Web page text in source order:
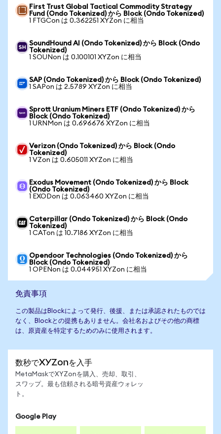
First Trust Global Tactical Commodity Strategy
Fund (Ondo Tokenized) から Block (Ondo Tokenized)
1 FTGCon は 0.362251 XYZon に相当
SoundHound AI (Ondo Tokenized) から Block (Ondo
Tokenized)
1 SOUNon は 0.100101 XYZon に相当
SAP (Ondo Tokenized) から Block (Ondo Tokenized)
1 SAPon は 2.5789 XYZon に相当
Sprott Uranium Miners ETF (Ondo Tokenized) から
Block (Ondo Tokenized)
1 URNMon は 0.696676 XYZon に相当
Verizon (Ondo Tokenized) から Block (Ondo
Tokenized)
1 VZon は 0.605011 XYZon に相当
Exodus Movement (Ondo Tokenized) から Block
(Ondo Tokenized)
1 EXODon は 0.063460 XYZon に相当
Caterpillar (Ondo Tokenized) から Block (Ondo
Tokenized)
1 CATon は 10.7186 XYZon に相当
Opendoor Technologies (Ondo Tokenized) から
Block (Ondo Tokenized)
1 OPENon は 0.044951 XYZon に相当
免責事項
この製品はBlockによって発行、後援、または承認されたものでは
なく、Blockとの提携もありません。会社名およびその他の商標
は、原資産を特定するためのみに使用されます。
数秒でXYZonを入手
MetaMaskでXYZonを購入、売却、取引、
スワップ。最も信頼される暗号資産ウォレッ
ト。
Google Play